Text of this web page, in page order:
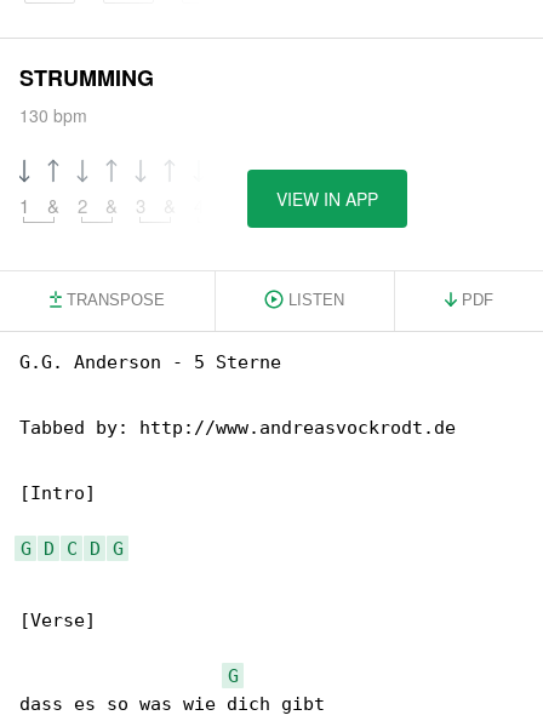
STRUMMING
130 bpm
1 & 2 & 3 VIEW IN APP
TRANSPOSE LISTEN PDF
G.G. Anderson - 5 Sterne
Tabbed by: http://www.andreasvockrodt.de
[Intro]
G D C D G
[Verse]
G
dass es so was wie dich gibt